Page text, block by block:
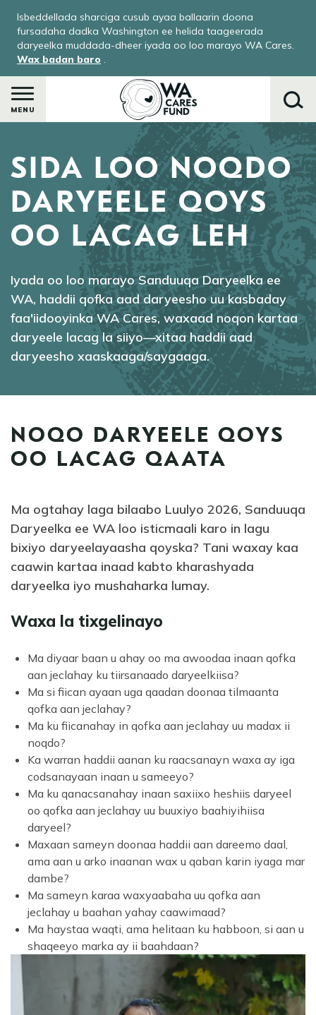
main
content
Isbeddellada sharciga cusub ayaa ballaarin doona
fursadaha dadka Washington ee helida taageerada
daryeelka muddada-dheer iyada oo loo marayo WA Cares.
Wax badan baro .
MENU
Raadi
SIDA LOO NOQDO
DARYEELE QOYS
OO LACAG LEH
Iyada oo loo marayo Sanduuqa Daryeelka ee
WA, haddii qofka aad daryeesho uu kasbaday
faa'iidooyinka WA Cares, waxaad noqon kartaa
daryeele lacag la siiyo—xitaa haddii aad
daryeesho xaaskaaga/saygaaga.
NOQO DARYEELE QOYS
OO LACAG QAATA
Ma ogtahay laga bilaabo Luulyo 2026, Sanduuqa
Daryeelka ee WA loo isticmaali karo in lagu
bixiyo daryeelayaasha qoyska? Tani waxay kaa
caawin kartaa inaad kabto kharashyada
daryeelka iyo mushaharka lumay.
Waxa la tixgelinayo
Ma diyaar baan u ahay oo ma awoodaa inaan qofka
aan jeclahay ku tiirsanaado daryeelkiisa?
Ma si fiican ayaan uga qaadan doonaa tilmaanta
qofka aan jeclahay?
Ma ku fiicanahay in qofka aan jeclahay uu madax ii
noqdo?
Ka warran haddii aanan ku raacsanayn waxa ay iga
codsanayaan inaan u sameeyo?
Ma ku qanacsanahay inaan saxiixo heshiis daryeel
oo qofka aan jeclahay uu buuxiyo baahiyihiisa
daryeel?
Maxaan sameyn doonaa haddii aan dareemo daal,
ama aan u arko inaanan wax u qaban karin iyaga mar
dambe?
Ma sameyn karaa waxyaabaha uu qofka aan
jeclahay u baahan yahay caawimaad?
Ma haystaa waqti, ama helitaan ku habboon, si aan u
shaqeeyo marka ay ii baahdaan?